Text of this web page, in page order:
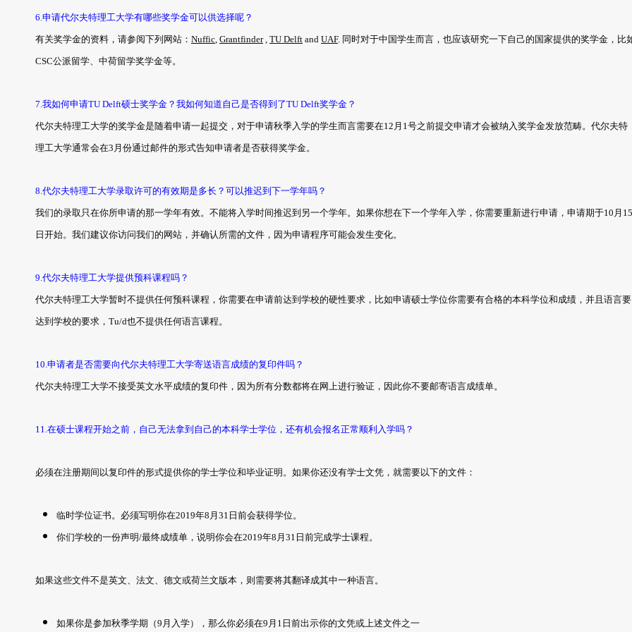
6.申请代尔夫特理工大学有哪些奖学金可以供选择呢？
有关奖学金的资料，请参阅下列网站： Nuffic Grantfinder, TU Delft and UAF. 同时对于中国学生而言，也应该研究一下自己的国家提供的奖学金，比
CSC公派留学、中荷留学奖学金等。
7.我如何申请TU Delft硕士奖学金？我如何知道自己是否得到了TU Delft奖学金？
代尔夫特理工大学的奖学金是随着申请一起提交，对于申请秋季入学的学生而言需要在12月1号之前提交申请才会被纳入奖学金发放范畴。代尔夫特
理工大学通常会在3月份通过邮件的形式告知申请者是否获得奖学金。
8.代尔夫特理工大学录取许可的有效期是多长？可以推迟到下一学年吗？
我们的录取只在你所申请的那一学年有效。不能将入学时间推迟到另一个学年。如果你想在下一个学年入学，你需要重新进行申请，申请期于10月15
日开始。我们建议你访问我们的网站，并确认所需的文件，因为申请程序可能会发生变化。
9.代尔夫特理工大学提供预科课程吗？
代尔夫特理工大学暂时不提供任何预科课程，你需要在申请前达到学校的硬性要求，比如申请硕士学位你需要有合格的本科学位和成绩，并且语言要
达到学校的要求，Tu/d也不提供任何语言课程。
10.申请者是否需要向代尔夫特理工大学寄送语言成绩的复印件吗？
代尔夫特理工大学不接受英文水平成绩的复印件，因为所有分数都将在网上进行验证，因此你不要邮寄语言成绩单。
11.在硕士课程开始之前，自己无法拿到自己的本科学士学位，还有机会报名正常顺利入学吗？
必须在注册期间以复印件的形式提供你的学士学位和毕业证明。如果你还没有学士文凭，就需要以下的文件：
临时学位证书。必须写明你在2019年8月31日前会获得学位。
你们学校的一份声明/最终成绩单，说明你会在2019年8月31日前完成学士课程。
如果这些文件不是英文、法文、德文或荷兰文版本，则需要将其翻译成其中一种语言。
如果你是参加秋季学期（9月入学），那么你必须在9月1日前出示你的文凭或上述文件之一